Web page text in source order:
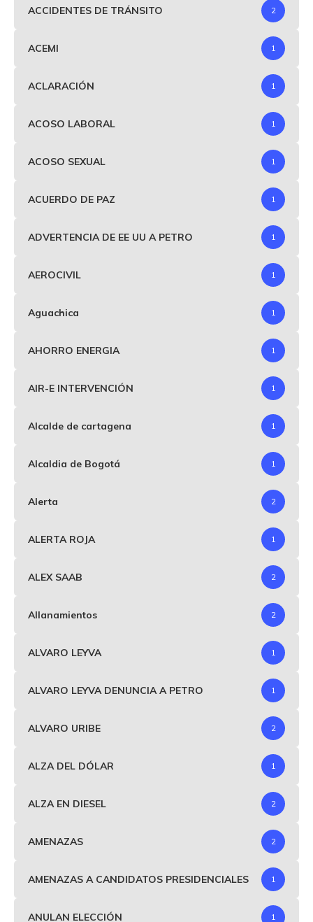
ACCIDENTES DE TRÁNSITO 2
ACEMI 1
ACLARACIÓN 1
ACOSO LABORAL 1
ACOSO SEXUAL 1
ACUERDO DE PAZ 1
ADVERTENCIA DE EE UU A PETRO 1
AEROCIVIL 1
Aguachica 1
AHORRO ENERGIA 1
AIR-E INTERVENCIÓN 1
Alcalde de cartagena 1
Alcaldia de Bogotá 1
Alerta 2
ALERTA ROJA 1
ALEX SAAB 2
Allanamientos 2
ALVARO LEYVA 1
ALVARO LEYVA DENUNCIA A PETRO 1
ALVARO URIBE 2
ALZA DEL DÓLAR 1
ALZA EN DIESEL 2
AMENAZAS 2
AMENAZAS A CANDIDATOS PRESIDENCIALES 1
ANULAN ELECCIÓN 1